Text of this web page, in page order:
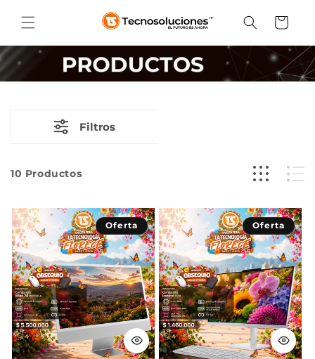
directamente
al contenido
Carrito
Filtros
10 Productos
Oferta Oferta